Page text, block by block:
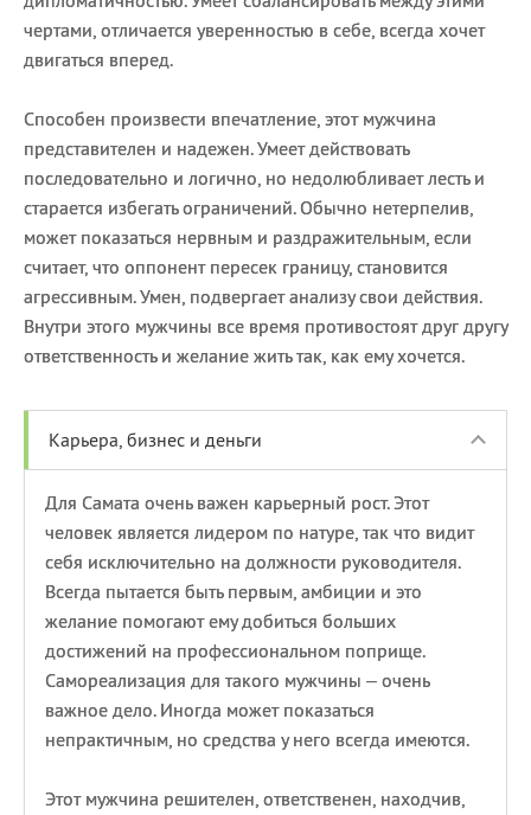
чертами, отличается уверенностью в себе, всегда хочет
двигаться вперед.
Способен произвести впечатление, этот мужчина
представителен и надежен. Умеет действовать
последовательно и логично, но недолюбливает лесть и
старается избегать ограничений. Обычно нетерпелив,
может показаться нервным и раздражительным, если
считает, что оппонент пересек границу, становится
агрессивным. Умен, подвергает анализу свои действия.
Внутри этого мужчины все время противостоят друг другу
ответственность и желание жить так, как ему хочется.
Карьера, бизнес и деньги
Для Самата очень важен карьерный рост. Этот
человек является лидером по натуре, так что видит
себя исключительно на должности руководителя.
Всегда пытается быть первым, амбиции и это
желание помогают ему добиться больших
достижений на профессиональном поприще.
Самореализация для такого мужчины – очень
важное дело. Иногда может показаться
непрактичным, но средства у него всегда имеются.
Этот мужчина решителен, ответственен, находчив,